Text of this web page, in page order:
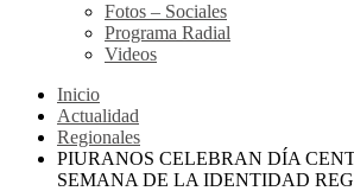
Fotos – Sociales
Programa Radial
Videos
Inicio
Actualidad
Regionales
PIURANOS CELEBRAN DÍA
SEMANA DE LA IDENTIDAD